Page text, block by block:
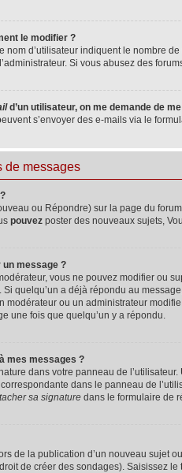
le modifier ?
nom d’utilisateur indiquent le nombre
Si vous abusez des
d’un utilisateur, on me demande de
s’envoyer des e-mails via le
de messages
ou Répondre) sur la page du
pouvez poster des nouveaux sujets,
message ?
vous ne pouvez modifier ou
quelqu’un a déjà répondu au
modérateur ou un administrateur
une fois que quelqu’un y a répondu.
mes messages ?
dans votre panneau de
dans le panneau de
sa signature dans le formulaire de
de la publication d’un nouveau sujet
de créer des sondages). Saisissez